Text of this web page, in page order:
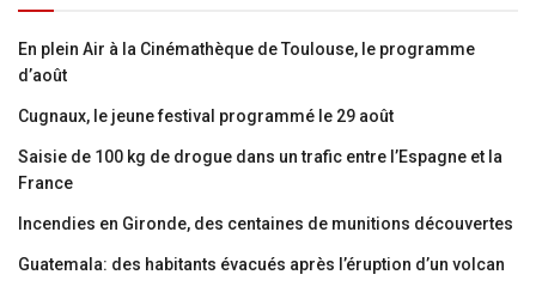
En plein Air à la Cinémathèque de Toulouse, le programme
d’août
Cugnaux, le jeune festival programmé le 29 août
Saisie de 100 kg de drogue dans un trafic entre l’Espagne et la
France
Incendies en Gironde, des centaines de munitions découvertes
Guatemala: des habitants évacués après l’éruption d’un volcan